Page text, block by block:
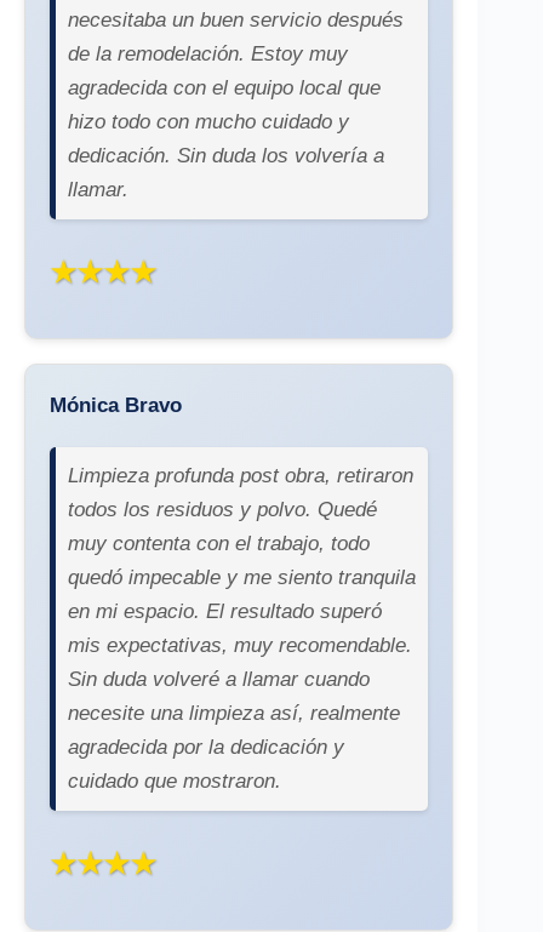
necesitaba un buen servicio después
de la remodelación. Estoy muy
agradecida con el equipo local que
hizo todo con mucho cuidado y
dedicación. Sin duda los volvería a
llamar.
★★★★
Mónica Bravo
Limpieza profunda post obra, retiraron
todos los residuos y polvo. Quedé
muy contenta con el trabajo, todo
quedó impecable y me siento tranquila
en mi espacio. El resultado superó
mis expectativas, muy recomendable.
Sin duda volveré a llamar cuando
necesite una limpieza así, realmente
agradecida por la dedicación y
cuidado que mostraron.
★★★★